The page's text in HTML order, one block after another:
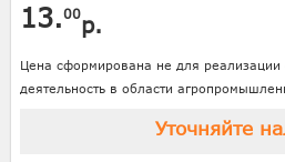
13.00р.
Цена сформирована не для
деятельность в области
Уточняйте